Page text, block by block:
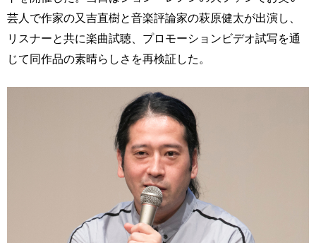
芸人で作家の又吉直樹と音楽評論家の萩原健太が出演し、
リスナーと共に楽曲試聴、プロモーションビデオ試写を通
じて同作品の素晴らしさを再検証した。